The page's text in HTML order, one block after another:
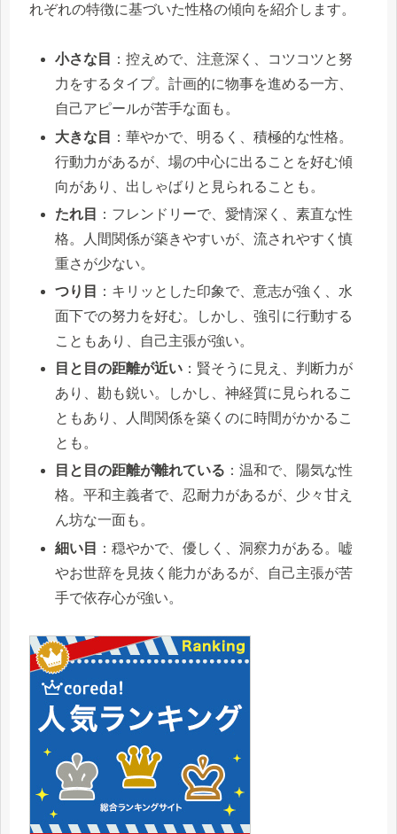
れぞれの特徴に基づいた性格の傾向を紹介します。
小さな目
：控えめで、注意深く、コツコツと努
力をするタイプ。計画的に物事を進める一方、
自己アピールが苦手な面も。
大きな目
：華やかで、明るく、積極的な性格。
行動力があるが、場の中心に出ることを好む傾
向があり、出しゃばりと見られることも。
たれ目
：フレンドリーで、愛情深く、素直な性
格。人間関係が築きやすいが、流されやすく慎
重さが少ない。
つり目
：キリッとした印象で、意志が強く、水
面下での努力を好む。しかし、強引に行動する
こともあり、自己主張が強い。
目と目の距離が近い ：賢そうに見え、判断力が
あり、勘も鋭い。しかし、神経質に見られるこ
ともあり、人間関係を築くのに時間がかかるこ
とも。
目と目の距離が離れている ：温和で、陽気な性
格。平和主義者で、忍耐力があるが、少々甘え
ん坊な一面も。
細い目
：穏やかで、優しく、洞察力がある。嘘
やお世辞を見抜く能力があるが、自己主張が苦
手で依存心が強い。